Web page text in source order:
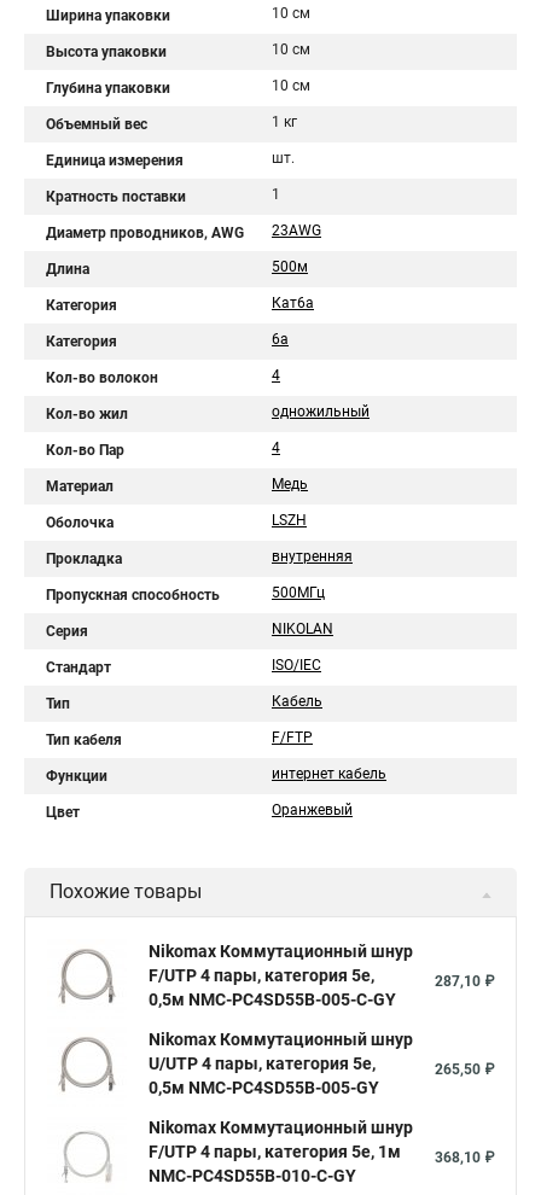
Ширина упаковки 10 см
Высота упаковки 10 см
Глубина упаковки 10 см
Объемный вес 1 кг
Единица измерения шт.
Кратность поставки 1
Диаметр проводников, AWG 23AWG
Длина 500м
Категория Кат6a
Категория 6a
Кол-во волокон 4
Кол-во жил одножильный
Кол-во Пар 4
Материал Медь
Оболочка LSZH
Прокладка внутренняя
Пропускная способность 500МГц
Серия NIKOLAN
Стандарт ISO/IEC
Тип Кабель
Тип кабеля F/FTP
Функции интернет кабель
Цвет Оранжевый
Похожие товары
Nikomax Коммутационный шнур
F/UTP 4 пары, категория 5е,
0,5м NMC-PC4SD55B-005-C-GY
287,10 ₽
Nikomax Коммутационный шнур
U/UTP 4 пары, категория 5е,
0,5м NMC-PC4SD55B-005-GY
265,50 ₽
Nikomax Коммутационный шнур
F/UTP 4 пары, категория 5е, 1м
NMC-PC4SD55B-010-C-GY
368,10 ₽